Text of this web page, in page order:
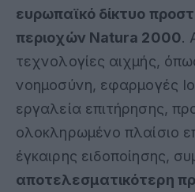
ευρωπαϊκό δίκτυο
περιοχών Natura 2000.
τεχνολογίες αιχμής,
νοημοσύνη, εφαρμογές
εργαλεία επιτήρησης,
ολοκληρωμένο πλαίσιο
έγκαιρης ειδοποίησης,
αποτελεσματικότερη